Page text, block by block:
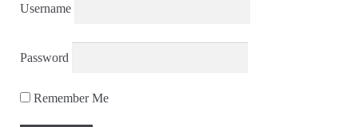
Username
Password
Remember Me